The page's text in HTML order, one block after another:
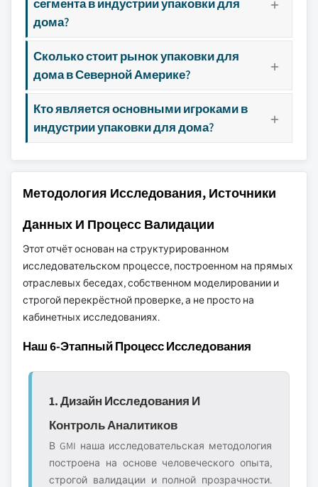
дома?
Сколько стоит рынок упаковки для
дома в Северной Америке?
Кто является основными игроками в
индустрии упаковки для дома?
Методология Исследования, Источники
Данных И Процесс Валидации
Этот отчёт основан на структурированном
исследовательском процессе, построенном на прямых
отраслевых беседах, собственном моделировании и
строгой перекрёстной проверке, а не просто на
кабинетных исследованиях.
Наш 6-Этапный Процесс Исследования
1. Дизайн Исследования И
Контроль Аналитиков
В GMI наша исследовательская методология
построена на основе человеческого опыта,
строгой валидации и полной прозрачности.